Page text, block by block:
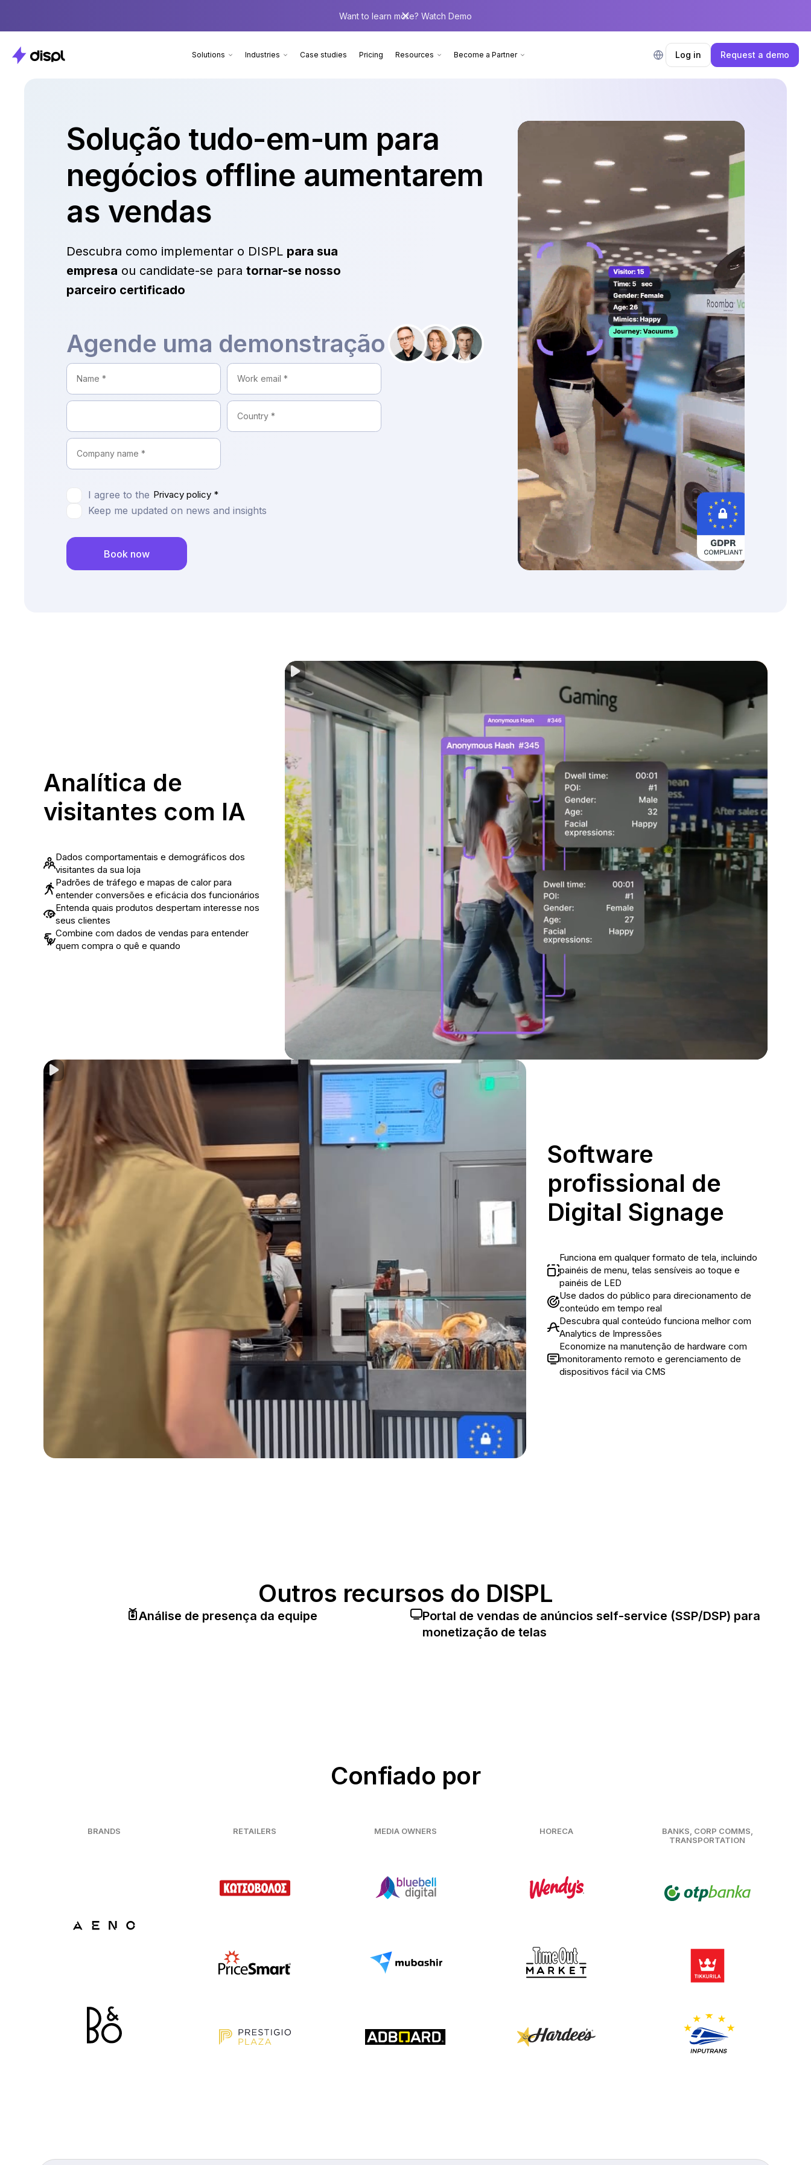
Want to learn more? Watch Demo
Solutions Industries Case studies Pricing Resources Become a Partner Log in Request a demo
Solução tudo-em-um para
negócios offline aumentarem
as vendas
Descubra como implementar o DISPL para sua
empresa ou candidate-se para tornar-se nosso
parceiro certificado
Agende uma demonstração
I agree to the Privacy policy *
Keep me updated on news and insights
Analítica de
visitantes com IA
Dados comportamentais e demográficos dos
visitantes da sua loja
Padrões de tráfego e mapas de calor para
entender conversões e eficácia dos funcionários
Entenda quais produtos despertam interesse nos
seus clientes
Combine com dados de vendas para entender
quem compra o quê e quando
Software
profissional de
Digital Signage
Funciona em qualquer formato de tela, incluindo
painéis de menu, telas sensíveis ao toque e
painéis de LED
Use dados do público para direcionamento de
conteúdo em tempo real
Descubra qual conteúdo funciona melhor com
Analytics de Impressões
Economize na manutenção de hardware com
monitoramento remoto e gerenciamento de
dispositivos fácil via CMS
Outros recursos do DISPL
Análise de presença da equipe
Portal de vendas de anúncios self-service (SSP/DSP) para
monetização de telas
Confiado por
BRANDS RETAILERS MEDIA OWNERS HORECA
BANKS, CORP COMMS,
TRANSPORTATION